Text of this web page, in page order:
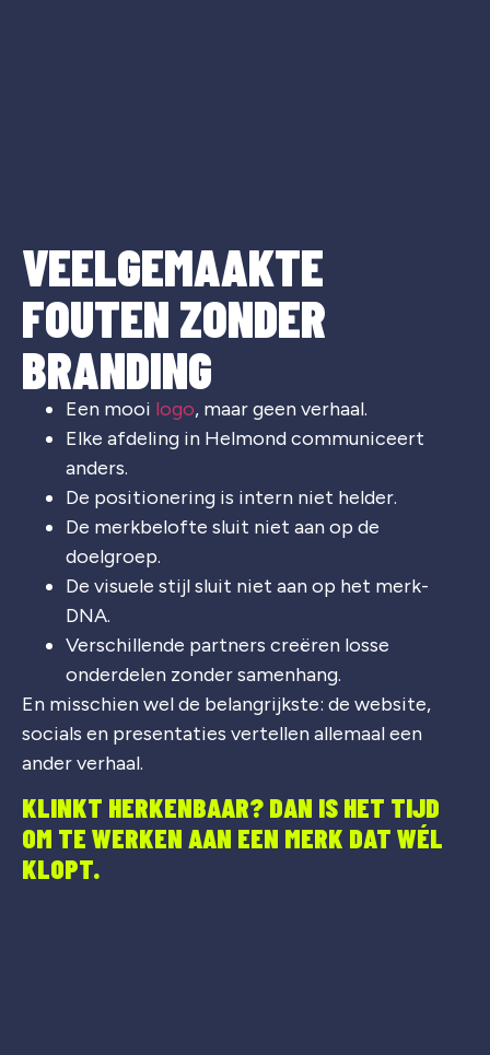
VEELGEMAAKTE
FOUTEN ZONDER
BRANDING
Een mooi logo, maar geen verhaal.
Elke afdeling in Helmond communiceert
anders.
De positionering is intern niet helder.
De merkbelofte sluit niet aan op de
doelgroep.
De visuele stijl sluit niet aan op het merk-
DNA.
Verschillende partners creëren losse
onderdelen zonder samenhang.
En misschien wel de belangrijkste: de website,
socials en presentaties vertellen allemaal een
ander verhaal.
KLINKT HERKENBAAR? DAN IS HET TIJD
OM TE WERKEN AAN EEN MERK DAT WÉL
KLOPT.